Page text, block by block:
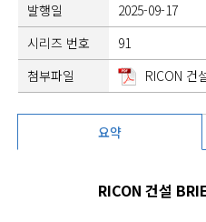
발행일
2025-09-17
시리즈 번호
91
첨부파일
RICON 건
요약
RICON 건설